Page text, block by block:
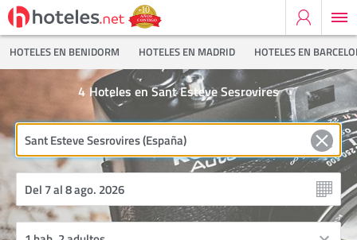
HOTELES EN BENIDORM HOTELES EN MADRID HOTELES EN
Hoteles en Sant Esteve Sesrovires
4